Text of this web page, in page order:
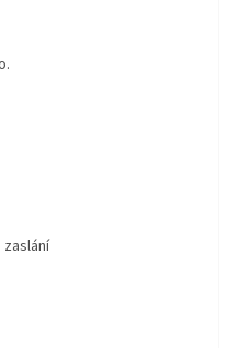
5 z 5 hvězdiček.
5 z 5 hvězdiček.
5 z 5 hvězdiček.